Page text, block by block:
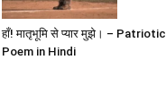
हाँ! मातृभूमि से प्यार मुझे। – Patriotic
Poem in Hindi